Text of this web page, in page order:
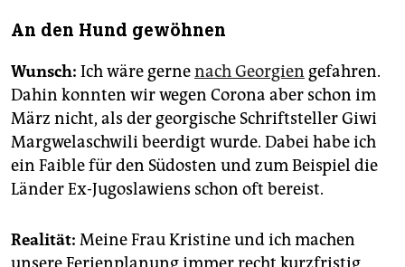
An den Hund gewöhnen
Wunsch: Ich wäre gernenach Georgien gefahren.
Dahin konnten wir wegen Corona aber schon im
März nicht, als der georgische Schriftsteller Giwi
Margwelaschwili beerdigt wurde. Dabei habe ich
ein Faible für den Südosten und zum Beispiel die
Länder Ex-Jugoslawiens schon oft bereist.
Realität: Meine Frau Kristine und ich machen